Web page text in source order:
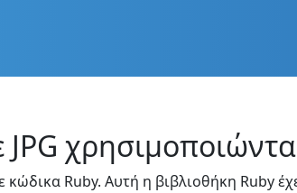
Ruby. Αυτή η βιβλιοθήκη Ruby